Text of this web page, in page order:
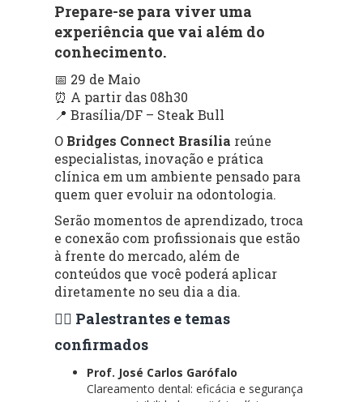
Prepare-se para viver uma
experiência que vai além do
conhecimento.
📅 29 de Maio
⏰ A partir das 08h30
📍 Brasília/DF – Steak Bull
O Bridges Connect Brasília reúne
especialistas, inovação e prática
clínica em um ambiente pensado para
quem quer evoluir na odontologia.
Serão momentos de aprendizado, troca
e conexão com profissionais que estão
à frente do mercado, além de
conteúdos que você poderá aplicar
diretamente no seu dia a dia.
👨‍⚕️ Palestrantes e temas
confirmados
Prof. José Carlos Garófalo
Clareamento dental: eficácia e segurança